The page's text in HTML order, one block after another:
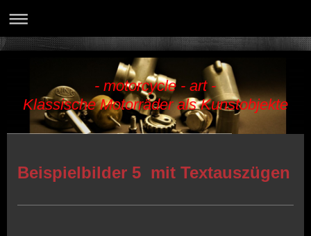
- motorcycle - art -
Klassische Motorräder als Kunstobjekte
Beispielbilder 5 mit Textauszügen